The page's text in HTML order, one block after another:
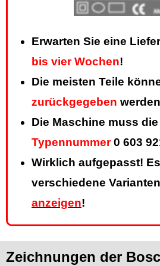
Erwarten Sie eine
bis vier Wochen!
Die meisten Teile
zurückgegeben
Die Maschine muss die
Typennummer0 603
Wirklich aufgepasst!
verschiedene
anzeigen!
Zeichnungen der